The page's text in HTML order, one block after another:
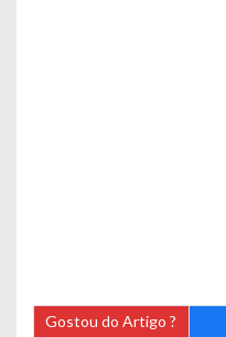
Gostou do Artigo ?